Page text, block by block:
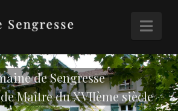
de Sengresse
Maître du XVIIème siècle